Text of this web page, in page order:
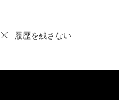
履歴を残さない